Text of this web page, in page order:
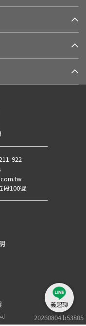
20260804.b53805
922
段100號
義起聊